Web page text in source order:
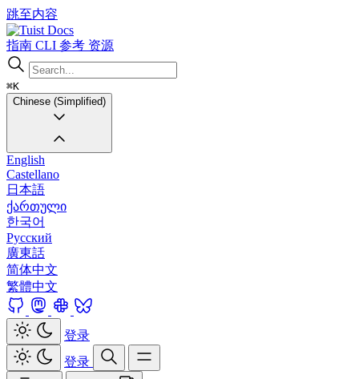
跳至内容
Docs
指南 CLI 参考 资源
⌘K
Chinese (Simplified)
English
Castellano
日本語
ქართული
한국어
Русский
廣東話
简体中文
繁體中文
登录
登录